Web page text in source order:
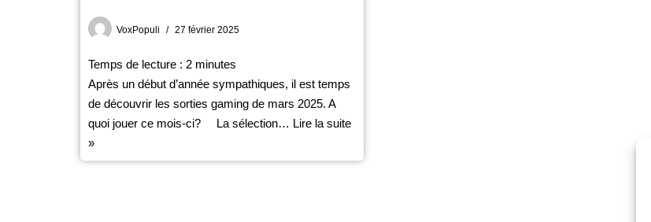
VoxPopuli 27 février 2025
Temps de lecture : 2 minutes
Après un début d’année sympathiques, il est temps
de découvrir les sorties gaming de mars 2025. A
quoi jouer ce mois-ci? La sélection… Lire la suite
»